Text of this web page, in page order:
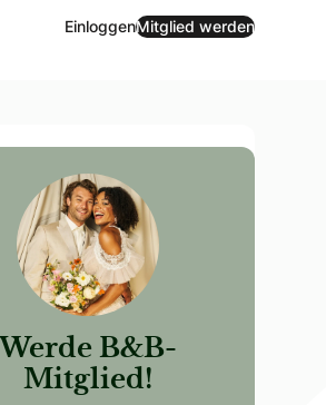
EinloggenMitglied werden
Werde B&B-
Mitglied!